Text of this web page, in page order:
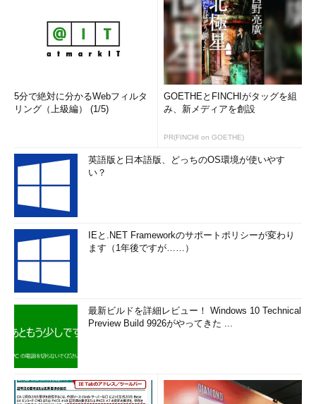
5分で絶対に分かるWebフィルタ
リング（上級編） (1/5)
GOETHEとFINCHIがタッグを組
み、新メディアを創設
PR(FINCHI on GOETHE)
英語版と日本語版、どっちのOS環境が使いやす
い？
IEと.NET Frameworkのサポートポリシーが変わり
ます（1年後ですが……）
最新ビルドを詳細レビュー！ Windows 10 Technical
Preview Build 9926がやってきた ...